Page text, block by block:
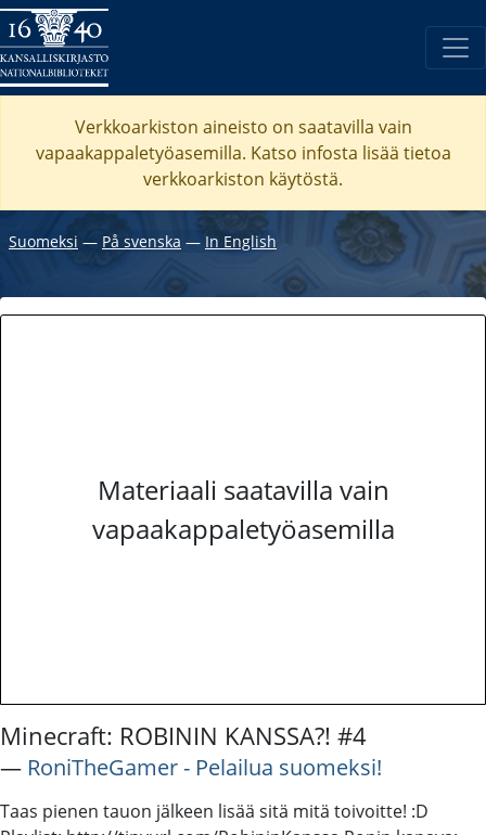
Verkkoarkiston aineisto on saatavilla vain
vapaakappaletyöasemilla. Katso infosta lisää tietoa
verkkoarkiston käytöstä.
Suomeksi ― På svenska ― In English
Materiaali saatavilla vain
vapaakappaletyöasemilla
Minecraft: ROBININ KANSSA?! #4
― RoniTheGamer - Pelailua suomeksi!
Taas pienen tauon jälkeen lisää sitä mitä toivoitte! :D